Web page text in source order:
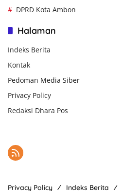
DPRD Kota Ambon
Halaman
Indeks Berita
Kontak
Pedoman Media Siber
Privacy Policy
Redaksi Dhara Pos
Privacy Policy Indeks Berita